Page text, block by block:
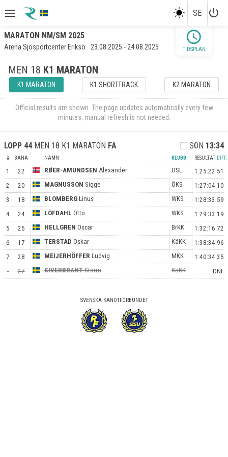
SE power_settings_new
MARATON NM/SM 2025
Arena Sjösportcenter Eriksö 23.08.2025 - 24.08.2025
MEN 18 K1 MARATON
K1 MARATON K1 SHORTTRACK K2 MARATON
schedule
TIDSPLAN
Official results are shown. The page updates automatically every few
minutes; manual refresh is not needed.
LOPP 44 MEN 18 K1 MARATON FA SÖN 13:34
# BANA NAMN KLUBB RESULTAT DIFF.
1 22 RØER-AMUNDSEN Alexander OSL
1:25:22:51
2
20 MAGNUSSON Sigge ÖKS
1:27:04:10
3
18 BLOMBERG Linus WKS
1:28:33:59
4
24 LÖFDAHL Otto WKS
1:29:33:19
5
25 HELLGREN Oscar BrKK
1:32:16:72
6
17 TERSTAD Oskar KäKK
1:38:34:96
7
28 MEIJERHÖFFER Ludvig MKK
1:40:34:35
-
27 SIVERBRANT Storm KäKK DNF
SVENSKA KANOTFÖRBUNDET